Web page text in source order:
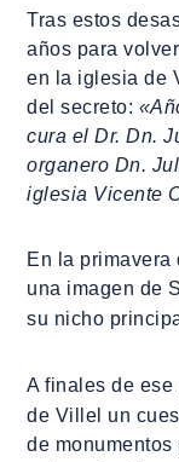
Tras estos
años para
en la iglesia de
del secreto:
cura el Dr. Dn.
organero Dn.
iglesia Vicente
En la
una imagen de
su nicho
A finales de
de Villel un
de